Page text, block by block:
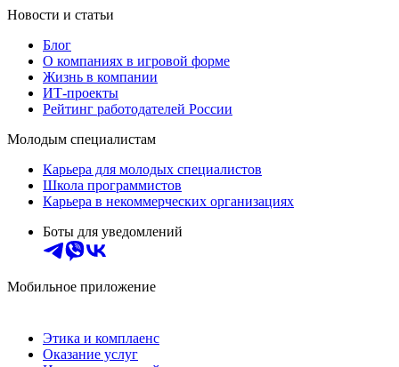
Новости и статьи
Блог
О компаниях в игровой форме
Жизнь в компании
ИТ-проекты
Рейтинг работодателей России
Молодым специалистам
Карьера для молодых специалистов
Школа программистов
Карьера в некоммерческих организациях
Боты для уведомлений
Мобильное приложение
Этика и комплаенс
Оказание услуг